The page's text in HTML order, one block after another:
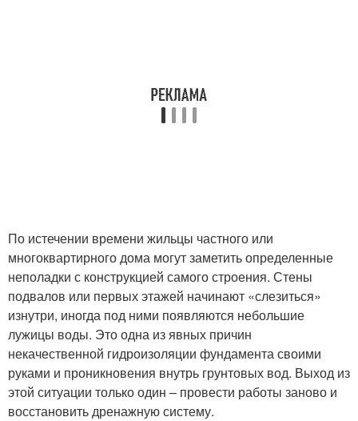
По истечении времени жильцы частного или
многоквартирного дома могут заметить определенные
неполадки с конструкцией самого строения. Стены
подвалов или первых этажей начинают «слезиться»
изнутри, иногда под ними появляются небольшие
лужицы воды. Это одна из явных причин
некачественной гидроизоляции фундамента своими
руками и проникновения внутрь грунтовых вод. Выход из
этой ситуации только один – провести работы заново и
восстановить дренажную систему.